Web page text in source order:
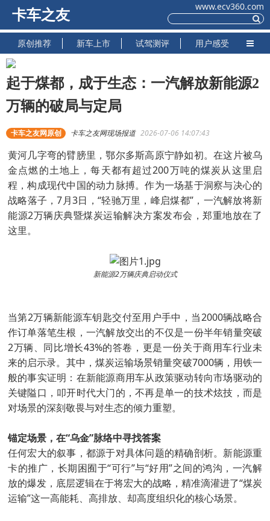
卡车之友
www.ecv360.com
原创推荐 新车上市 试驾测评 用户感受
起于煤都，成于生态：一汽解放新能源2
万辆的破局与定局
卡车之友网原创 卡车之友网现场报道 2026-07-06 14:07:43
黄河几字弯的臂膀里，鄂尔多斯高原宁静如初。在这片被乌
金点燃的土地上，每天都有超过200万吨的煤炭从这里启
程，构成现代中国的动力脉搏。作为一场基于洞察与决心的
战略落子，7月3日，“轻驰万里，峰启煤都”，一汽解放将新
能源2万辆庆典暨煤炭运输解决方案发布会，郑重地放在了
这里。
新能源2万辆庆典启动仪式
当第2万辆新能源车钥匙交付至用户手中，当2000辆战略合
作订单落笔生根，一汽解放交出的不仅是一份半年销量突破
2万辆、同比增长43%的答卷，更是一份关于商用车行业未
来的启示录。其中，煤炭运输场景销量突破7000辆，用铁一
般的事实证明：在新能源商用车从政策驱动转向市场驱动的
关键隘口，叩开时代大门的，不再是单一的技术炫技，而是
对场景的深刻敬畏与对生态的倾力重塑。
锚定场景，在“乌金”脉络中寻找答案
任何宏大的叙事，都源于对具体问题的精确剖析。新能源重
卡的推广，长期困囿于“可行”与“好用”之间的鸿沟，一汽解
放的爆发，底层逻辑在于将宏大的战略，精准滴灌进了“煤炭
运输”这一高能耗、高排放、却高度组织化的核心场景。